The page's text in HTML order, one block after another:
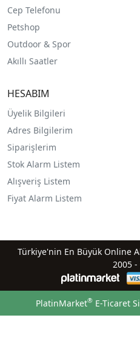
Cep Telefonu
Petshop
Outdoor & Spor
Akıllı Saatler
HESABIM
Üyelik Bilgileri
Adres Bilgilerim
Siparişlerim
Stok Alarm Listem
Alışveriş Listem
Fiyat Alarm Listem
Türkiye'nin En Büyük Online
2005 -
PlatinMarket®E-Ticaret